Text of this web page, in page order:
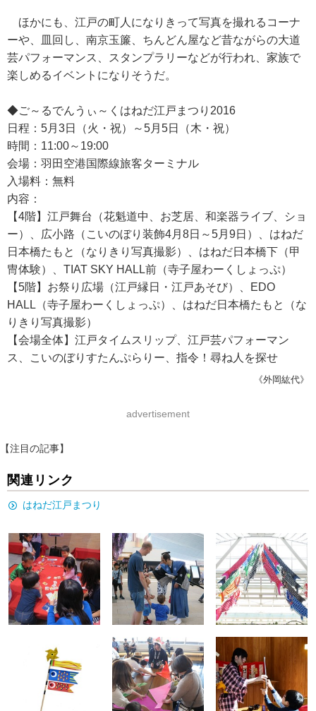
ほかにも、江戸の町人になりきって写真を撮れるコーナ
ーや、皿回し、南京玉簾、ちんどん屋など昔ながらの大道
芸パフォーマンス、スタンプラリーなどが行われ、家族で
楽しめるイベントになりそうだ。
◆ご～るでんうぃ～くはねだ江戸まつり2016
日程：5月3日（火・祝）～5月5日（木・祝）
時間：11:00～19:00
会場：羽田空港国際線旅客ターミナル
入場料：無料
内容：
【4階】江戸舞台（花魁道中、お芝居、和楽器ライブ、ショ
ー）、広小路（こいのぼり装飾4月8日～5月9日）、はねだ
日本橋たもと（なりきり写真撮影）、はねだ日本橋下（甲
冑体験）、TIAT SKY HALL前（寺子屋わーくしょっぷ）
【5階】お祭り広場（江戸縁日・江戸あそび）、EDO
HALL（寺子屋わーくしょっぷ）、はねだ日本橋たもと（な
りきり写真撮影）
【会場全体】江戸タイムスリップ、江戸芸パフォーマン
ス、こいのぼりすたんぷらりー、指令！尋ね人を探せ
《外岡紘代》
advertisement
【注目の記事】
関連リンク
はねだ江戸まつり